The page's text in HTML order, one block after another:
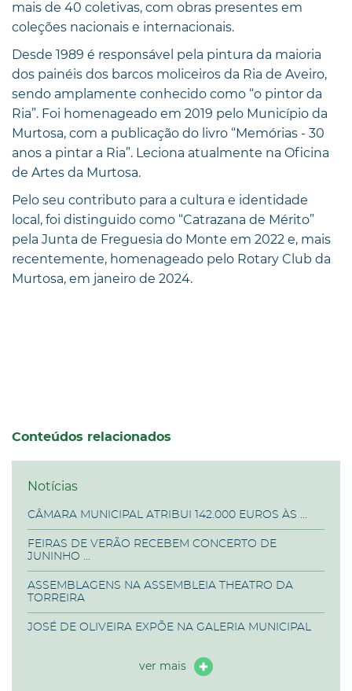
mais de 40 coletivas, com obras presentes em
coleções nacionais e internacionais.
Desde 1989 é responsável pela pintura da maioria
dos painéis dos barcos moliceiros da Ria de Aveiro,
sendo amplamente conhecido como “o pintor da
Ria”. Foi homenageado em 2019 pelo Município da
Murtosa, com a publicação do livro “Memórias - 30
anos a pintar a Ria”. Leciona atualmente na Oficina
de Artes da Murtosa.
Pelo seu contributo para a cultura e identidade
local, foi distinguido como “Catrazana de Mérito”
pela Junta de Freguesia do Monte em 2022 e, mais
recentemente, homenageado pelo Rotary Club da
Murtosa, em janeiro de 2024.
Conteúdos relacionados
Notícias
CÂMARA MUNICIPAL ATRIBUI 142.000 EUROS ÀS ...
FEIRAS DE VERÃO RECEBEM CONCERTO DE
JUNINHO ...
ASSEMBLAGENS NA ASSEMBLEIA THEATRO DA
TORREIRA
JOSÉ DE OLIVEIRA EXPÕE NA GALERIA MUNICIPAL
ver mais